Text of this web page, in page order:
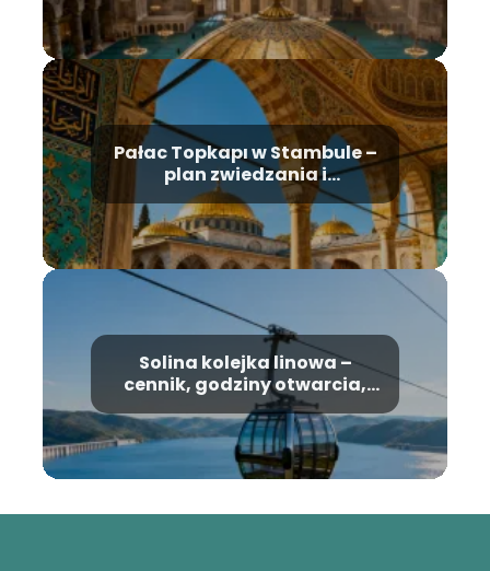
Pałac Topkapı w Stambule –
plan zwiedzania i
najważniejsze atrakcje
Solina kolejka linowa –
cennik, godziny otwarcia,
informacje